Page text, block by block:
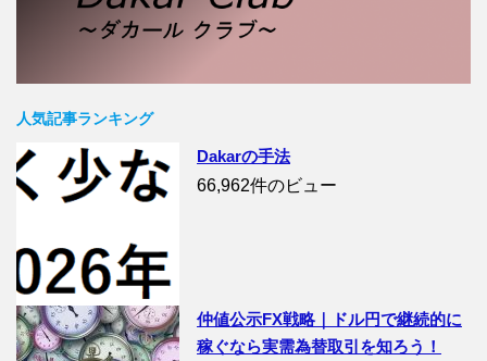
人気記事ランキング
Dakarの手法
66,962件のビュー
仲値公示FX戦略｜ドル円で継続的に
稼ぐなら実需為替取引を知ろう！